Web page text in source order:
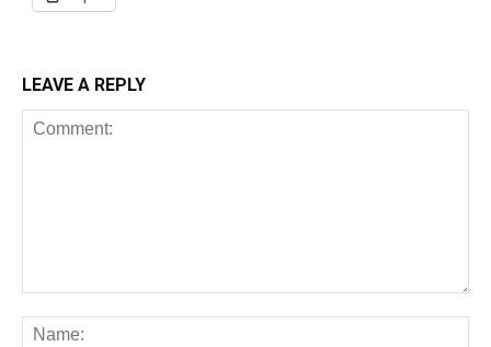
LEAVE A REPLY